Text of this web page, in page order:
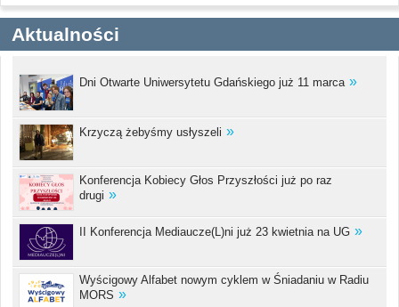
Aktualności
Dni Otwarte Uniwersytetu Gdańskiego już 11 marca
Krzyczą żebyśmy usłyszeli
Konferencja Kobiecy Głos Przyszłości już po raz
drugi
II Konferencja Mediaucze(L)ni już 23 kwietnia na UG
Wyścigowy Alfabet nowym cyklem w Śniadaniu w Radiu
MORS